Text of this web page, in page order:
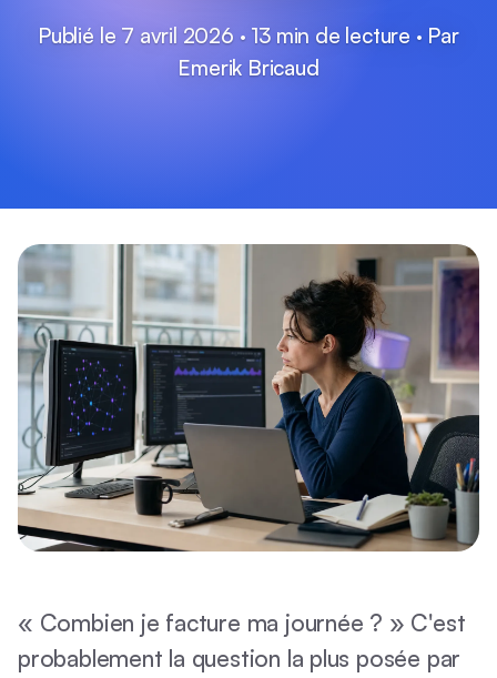
Publié le 7 avril 2026 · 13 min de lecture · Par
Emerik Bricaud
« Combien je facture ma journée ? » C'est
probablement la question la plus posée par